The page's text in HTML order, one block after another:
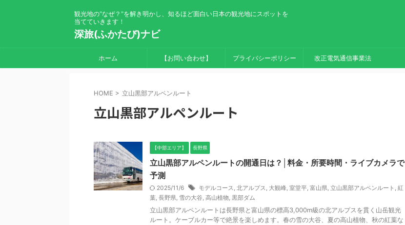
観光地の"なぜ？"を解き明かし、知るほど面白い日本の観光地にスポットを
当てていきます！
深旅(ふかたび)ナビ
ホーム 【お問い合わせ】 プライバシーポリシー 改正電気通信事業法
HOME > 立山黒部アルペンルート
立山黒部アルペンルート
【中部エリア】 長野県
立山黒部アルペンルートの開通日は？│料金・所要時間・ライブカメラで
予測
2025/11/6 モデルコース, 北アルプス, 大観峰, 室堂平, 富山県, 立山黒部アルペンルート , 紅
葉, 長野県, 雪の大谷, 高山植物, 黒部ダム
立山黒部アルペンルートは長野県と富山県の標高3,000m級の北アルプスを貫く山岳観光
ルート。ケーブルカー等で絶景を楽しめます。春の雪の大谷、夏の高山植物、秋の紅葉な